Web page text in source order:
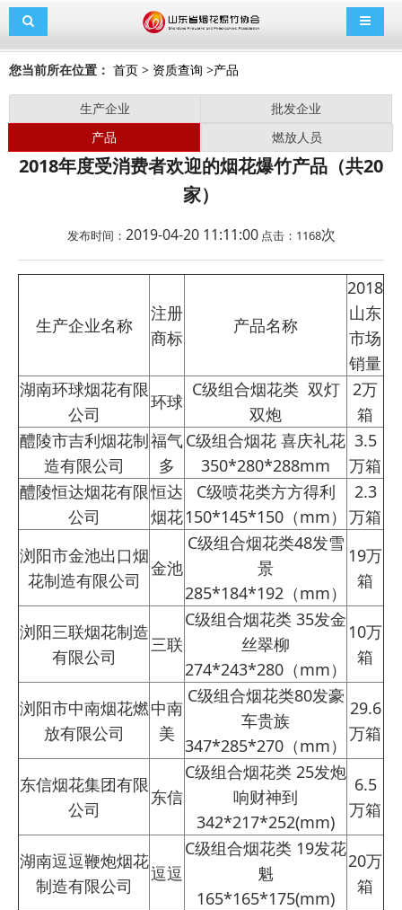
导航切换 导航切
您当前所在位置： 首页 > 资质查询 >产品
生产企业
批发企业
产品
燃放人员
2018年度受消费者欢迎的烟花爆竹产品（共20
家）
发布时间： 2019-04-20 11:11:00点击： 1168次
生产企业名称
注册
商标
产品名称
2018
山东
市场
销量
湖南环球烟花有限
公司
环球
C级组合烟花类 双灯
双炮
2万
箱
醴陵市吉利烟花制
造有限公司
福气
多
C级组合烟花 喜庆礼花
350*280*288mm
3.5
万箱
醴陵恒达烟花有限
公司
恒达
烟花
C级喷花类方方得利
150*145*150（mm）
2.3
万箱
浏阳市金池出口烟
花制造有限公司
金池
C级组合烟花类48发雪
景
285*184*192（mm）
19万
箱
浏阳三联烟花制造
有限公司
三联
C级组合烟花类 35发金
丝翠柳
274*243*280（mm）
10万
箱
浏阳市中南烟花燃
放有限公司
中南
美
C级组合烟花类80发豪
车贵族
347*285*270（mm）
29.6
万箱
东信烟花集团有限
公司
东信
C级组合烟花类 25发炮
响财神到
342*217*252(mm)
6.5
万箱
湖南逗逗鞭炮烟花
制造有限公司
逗逗
C级组合烟花类 19发花
魁
165*165*175(mm)
20万
箱